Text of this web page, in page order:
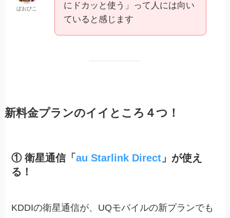
ぱおぴこ
にドカッと使う」って人には向い
ていると感じます
新料金プランのイイところ４つ！
① 衛星通信「au Starlink Direct 」が使え
る！
KDDIの衛星通信が、UQモバイルの新プランでも